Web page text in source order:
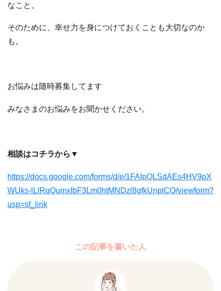
なこと。
そのために、幸せ力を身につけておくことも大切なのか
も。
お悩みは随時募集してます
みなさまのお悩みをお聞かせください。
相談はコチラから▼
https://docs.google.com/forms/d/e/1FAIpQLSdAEs4HV9pX
WUks-lLlRqQumxIbF3Lm0htMNDzl8gfkUnptCQ/viewform?
usp=sf_link
この記事を書いた人